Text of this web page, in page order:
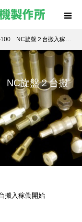
NC旋盤２台搬入稼働開始
NC旋盤２台搬
搬入稼働開始